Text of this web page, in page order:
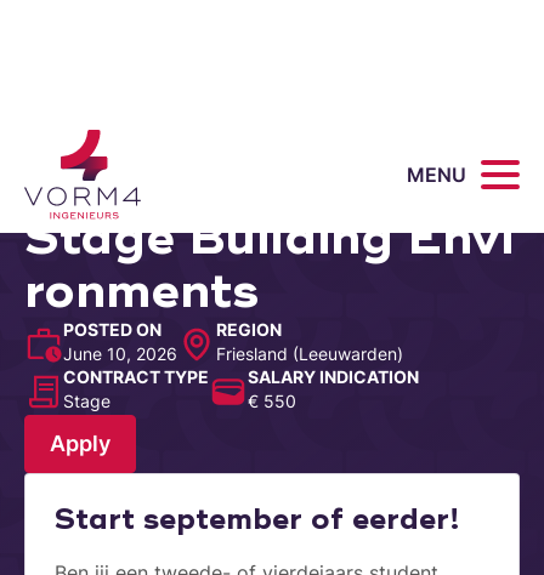
MENU
Stage Building Envi
ronments
POSTED ON
June 10, 2026
REGION
Friesland (Leeuwarden)
CONTRACT TYPE
Stage
SALARY INDICATION
€ 550
Apply
Start september of eerder!